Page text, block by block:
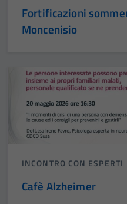
Fortificazioni
Moncenisio
INCONTRO CON ESPERTI
Cafè Alzheimer